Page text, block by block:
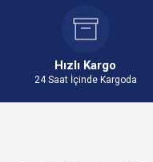
Hızlı Kargo
24 Saat İçinde Kargoda